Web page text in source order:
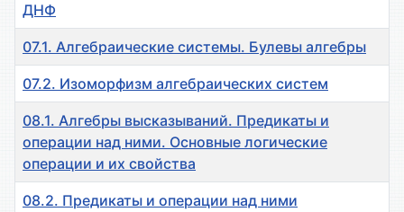
ДНФ
07.1. Алгебраические системы. Булевы алгебры
07.2. Изоморфизм алгебраических систем
08.1. Алгебры высказываний. Предикаты и
операции над ними. Основные логические
операции и их свойства
08.2. Предикаты и операции над ними